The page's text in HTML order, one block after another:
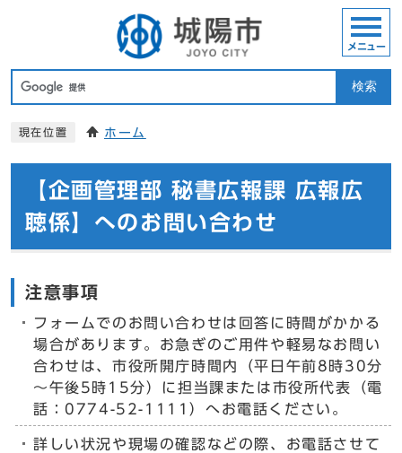
検索
メニュー
現在位置 ホーム
【企画管理部 秘書広報課 広報広
聴係】へのお問い合わせ
注意事項
フォームでのお問い合わせは回答に時間がかかる
場合があります。お急ぎのご用件や軽易なお問い
合わせは、市役所開庁時間内（平日午前8時30分
～午後5時15分）に担当課または市役所代表（電
話：0774-52-1111）へお電話ください。
詳しい状況や現場の確認などの際、お電話させて